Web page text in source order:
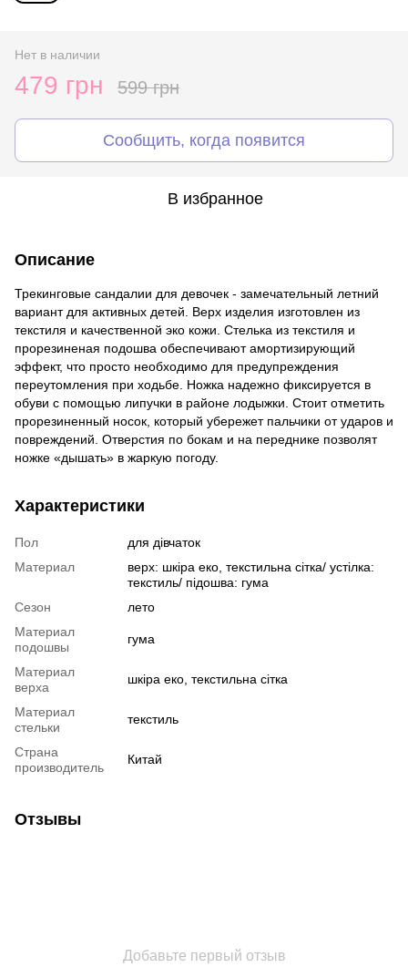
Нет в наличии
479 грн 599 грн
Сообщить, когда появится
В избранное
Описание
Трекинговые сандалии для девочек - замечательный летний
вариант для активных детей. Верх изделия изготовлен из
текстиля и качественной эко кожи. Стелька из текстиля и
прорезиненая подошва обеспечивают амортизирующий
эффект, что просто необходимо для предупреждения
переутомления при ходьбе. Ножка надежно фиксируется в
обуви с помощью липучки в районе лодыжки. Стоит отметить
прорезиненный носок, который убережет пальчики от ударов и
повреждений. Отверстия по бокам и на переднике позволят
ножке «дышать» в жаркую погоду.
Характеристики
Пол
для дівчаток
Материал
верх: шкіра еко, текстильна сітка/ устілка:
текстиль/ підошва: гума
Сезон
лето
Материал
подошвы
гума
Материал
верха
шкіра еко, текстильна сітка
Материал
стельки
текстиль
Страна
производитель
Китай
Отзывы
Добавьте первый отзыв